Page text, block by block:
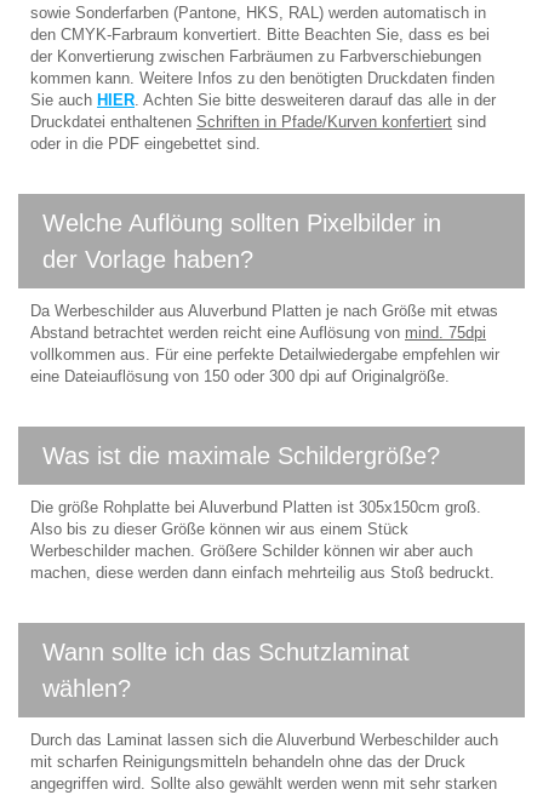
sowie Sonderfarben (Pantone, HKS, RAL) werden automatisch in
den CMYK-Farbraum konvertiert. Bitte Beachten Sie, dass es bei
der Konvertierung zwischen Farbräumen zu Farbverschiebungen
kommen kann. Weitere Infos zu den benötigten Druckdaten finden
Sie auch HIER. Achten Sie bitte desweiteren darauf das alle in der
Druckdatei enthaltenen Schriften in Pfade/Kurven konfertiert sind
oder in die PDF eingebettet sind.
Welche Auflöung sollten Pixelbilder in
der Vorlage haben?
Da Werbeschilder aus Aluverbund Platten je nach Größe mit etwas
Abstand betrachtet werden reicht eine Auflösung von mind. 75dpi
vollkommen aus. Für eine perfekte Detailwiedergabe empfehlen wir
eine Dateiauflösung von 150 oder 300 dpi auf Originalgröße.
Was ist die maximale Schildergröße?
Die größe Rohplatte bei Aluverbund Platten ist 305x150cm groß.
Also bis zu dieser Größe können wir aus einem Stück
Werbeschilder machen. Größere Schilder können wir aber auch
machen, diese werden dann einfach mehrteilig aus Stoß bedruckt.
Wann sollte ich das Schutzlaminat
wählen?
Durch das Laminat lassen sich die Aluverbund Werbeschilder auch
mit scharfen Reinigungsmitteln behandeln ohne das der Druck
angegriffen wird. Sollte also gewählt werden wenn mit sehr starken